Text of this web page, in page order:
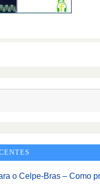
o Celpe-Bras – Como